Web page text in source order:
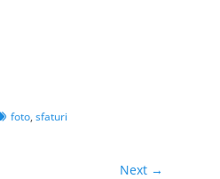
foto, sfaturi
Next →